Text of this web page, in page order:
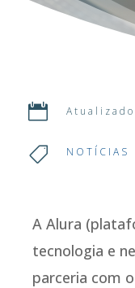

 NOTÍCIAS
A Alura
tecnologia e
parceria com